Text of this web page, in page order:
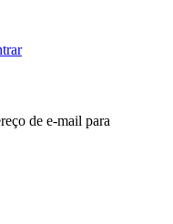
de e-mail para